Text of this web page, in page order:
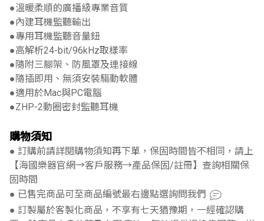
●溫暖柔順的廣播級專業音質
●內建耳機監聽輸出
●專用耳機監聽音量鈕
●高解析24-bit/96kHz取樣率
●隨附三腳架、防風罩及連接線
●隨插即用、無須安裝驅動軟體
●適用於Mac與PC電腦
●ZHP-2動圈密封監聽耳機
購物須知
● 訂購前請詳閱購物須知再下單，保固時間皆不相同，請上
【海國樂器官網→客戶服務→產品保固/註冊】查詢相關保
固時間
● 已售完商品可至商品編號最右邊點選詢問我們
● 訂製屬於客製化商品，不享有七天猶豫期，一經確認購